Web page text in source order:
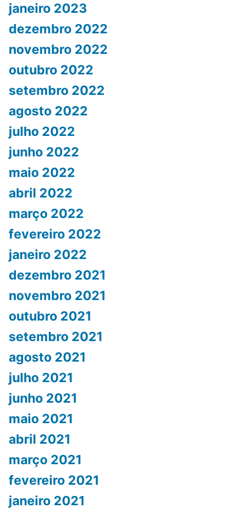
janeiro 2023
dezembro 2022
novembro 2022
outubro 2022
setembro 2022
agosto 2022
julho 2022
junho 2022
maio 2022
abril 2022
março 2022
fevereiro 2022
janeiro 2022
dezembro 2021
novembro 2021
outubro 2021
setembro 2021
agosto 2021
julho 2021
junho 2021
maio 2021
abril 2021
março 2021
fevereiro 2021
janeiro 2021